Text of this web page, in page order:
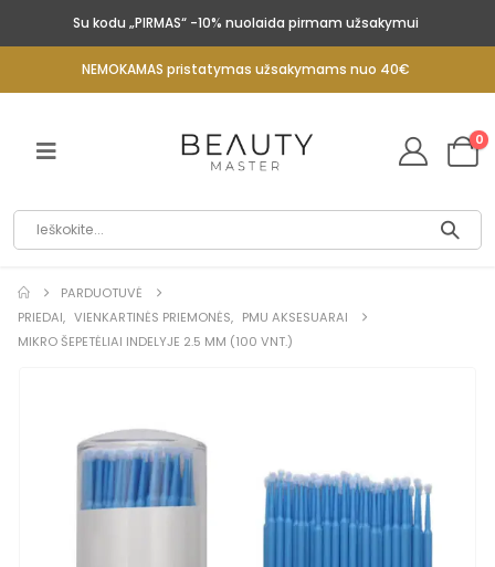
Su kodu „PIRMAS“ -10% nuolaida pirmam užsakymui
NEMOKAMAS pristatymas užsakymams nuo 40€
0
PARDUOTUVĖ
PRIEDAI, VIENKARTINĖS PRIEMONĖS, PMU AKSESUARAI
MIKRO ŠEPETĖLIAI INDELYJE 2.5 MM (100 VNT.)